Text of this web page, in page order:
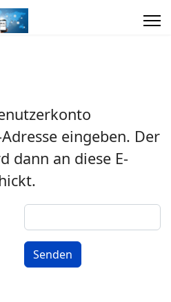
eingeben. Der
dann an diese E-
Senden